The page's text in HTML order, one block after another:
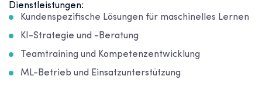
Dienstleistungen:
Kundenspezifische Lösungen für maschinelles Lernen
KI-Strategie und -Beratung
Teamtraining und Kompetenzentwicklung
ML-Betrieb und Einsatzunterstützung